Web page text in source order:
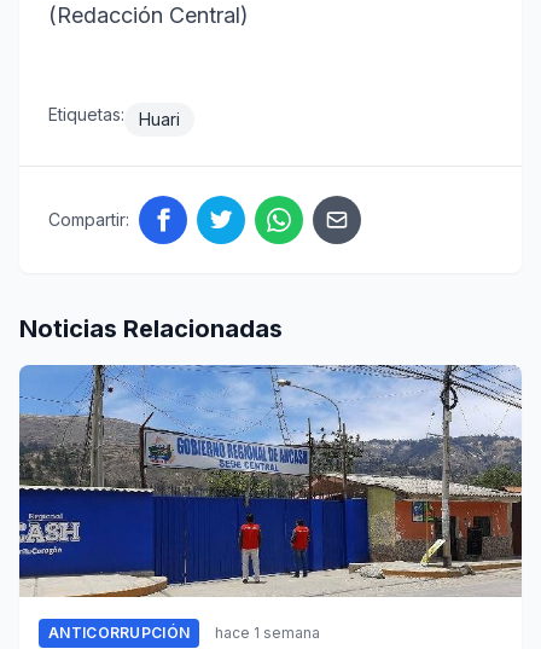
(Redacción Central)
Etiquetas: Huari
Compartir:
Noticias Relacionadas
ANTICORRUPCIÓN hace 1 semana